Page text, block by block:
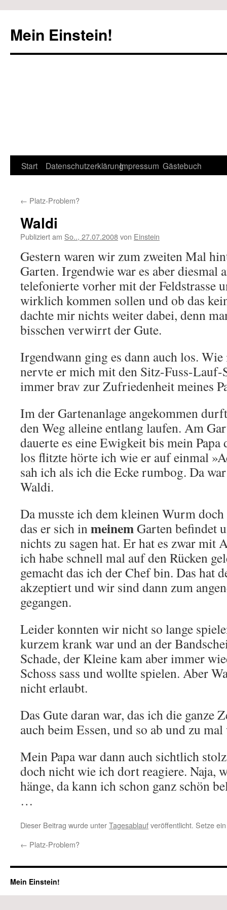
Mein Einstein!
Start DatenschutzerklärungImpressum Gästebuch
← Platz-Problem?
Waldi
Publiziert am So.., 27.07.2008von Einstein
Gestern waren wir zum zweiten Mal
Garten. Irgendwie war es aber diesmal
telefonierte vorher mit der Feldstrasse
wirklich kommen sollen und ob das
dachte mir nichts weiter dabei, denn
bisschen verwirrt der Gute.
Irgendwann ging es dann auch los.
nervte er mich mit den Sitz-Fuss-Lauf-
immer brav zur Zufriedenheit meines
Im der Gartenanlage angekommen
den Weg alleine entlang laufen. Am
dauerte es eine Ewigkeit bis mein
los flitzte hörte ich wie er auf einmal
sah ich als ich die Ecke rumbog. Da
Waldi.
Da musste ich dem kleinen Wurm
das er sich inmeinemGarten befindet
nichts zu sagen hat. Er hat es zwar mit
ich habe schnell mal auf den Rücken
gemacht das ich der Chef bin. Das hat
akzeptiert und wir sind dann zum
gegangen.
Leider konnten wir nicht so lange
kurzem krank war und an der
Schade, der Kleine kam aber immer
Schoss sass und wollte spielen. Aber
nicht erlaubt.
Das Gute daran war, das ich die ganze
auch beim Essen, und so ab und zu
Mein Papa war dann auch sichtlich
doch nicht wie ich dort reagiere. Naja,
hänge, da kann ich schon ganz schön
…
Dieser Beitrag wurde unterTagesablaufveröffentlicht. Setze
← Platz-Problem?
Mein Einstein!